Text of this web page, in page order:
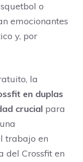
o
emocionantes
y, por
la
en duplas
crucial para
trabajo en
del Crossfit en